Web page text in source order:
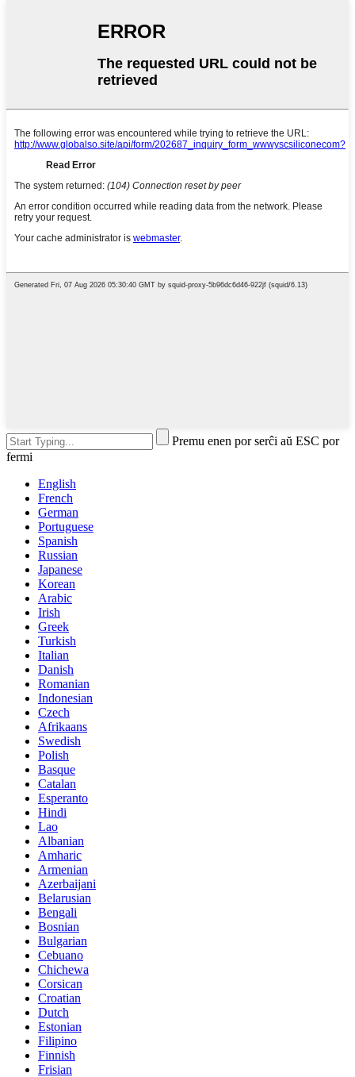
Premu enen por serĉi aŭ ESC por
fermi
English
French
German
Portuguese
Spanish
Russian
Japanese
Korean
Arabic
Irish
Greek
Turkish
Italian
Danish
Romanian
Indonesian
Czech
Afrikaans
Swedish
Polish
Basque
Catalan
Esperanto
Hindi
Lao
Albanian
Amharic
Armenian
Azerbaijani
Belarusian
Bengali
Bosnian
Bulgarian
Cebuano
Chichewa
Corsican
Croatian
Dutch
Estonian
Filipino
Finnish
Frisian